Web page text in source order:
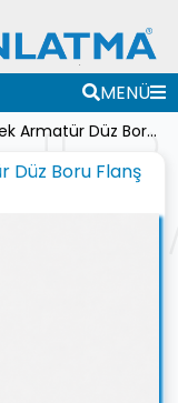
MENÜ
Şapkalı Küçük Bega Tek Armatür Düz Boru Flanş Alt
Düz Boru Flanş